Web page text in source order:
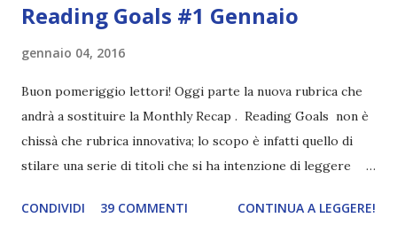
Reading Goals #1 Gennaio
gennaio 04, 2016
Buon pomeriggio lettori! Oggi parte la nuova rubrica che
andrà a sostituire la Monthly Recap . Reading Goals non è
chissà che rubrica innovativa; lo scopo è infatti quello di
stilare una serie di titoli che si ha intenzione di leggere
una rubrica per tenere sotto controllo le reading
CONDIVIDI 39 COMMENTI CONTINUA A LEGGERE!